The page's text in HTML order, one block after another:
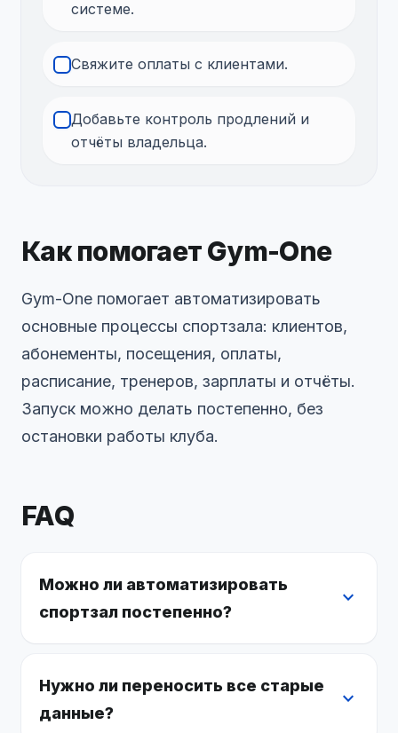
системе.
Свяжите оплаты с клиентами.
Добавьте контроль продлений и
отчёты владельца.
Как помогает Gym-One
Gym-One помогает автоматизировать
основные процессы спортзала: клиентов,
абонементы, посещения, оплаты,
расписание, тренеров, зарплаты и отчёты.
Запуск можно делать постепенно, без
остановки работы клуба.
FAQ
Можно ли автоматизировать
спортзал постепенно?
expand_more
Нужно ли переносить все старые
данные?
expand_more